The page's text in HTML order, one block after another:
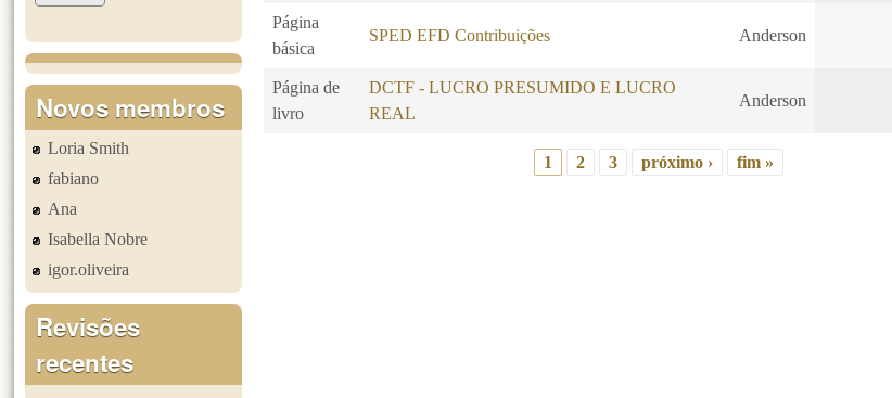
Página
básica
SPED EFD Contribuições Anderson
Página de
livro
DCTF - LUCRO PRESUMIDO E LUCRO
REAL
Anderson
1 2 3 próximo › fim »
Novos membros
Loria Smith
fabiano
Ana
Isabella Nobre
igor.oliveira
Revisões
recentes